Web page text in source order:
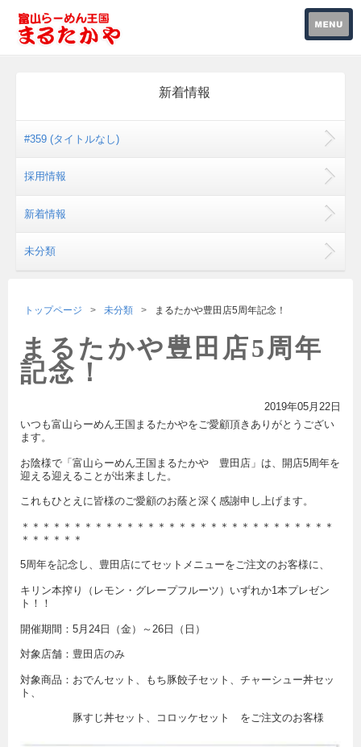
新着情報
#359 (タイトルなし)
採用情報
新着情報
未分類
トップページ 未分類 まるたかや豊田店5周年記念！
まるたかや豊田店5周年
記念！
2019年05月22日
いつも富山らーめん王国まるたかやをご愛顧頂きありがとうござい
ます。
お陰様で「富山らーめん王国まるたかや 豊田店」は、開店5周年を
迎える迎えることが出来ました。
これもひとえに皆様のご愛顧のお蔭と深く感謝申し上げます。
＊＊＊＊＊＊＊＊＊＊＊＊＊＊＊＊＊＊＊＊＊＊＊＊＊＊＊＊＊＊
＊＊＊＊＊＊
5周年を記念し、豊田店にてセットメニューをご注文のお客様に、
キリン本搾り（レモン・グレープフルーツ）いずれか1本プレゼン
ト！！
開催期間：5月24日（金）～26日（日）
対象店舗：豊田店のみ
対象商品：おでんセット、もち豚餃子セット、チャーシュー丼セッ
ト、
豚すじ丼セット、コロッケセット をご注文のお客様